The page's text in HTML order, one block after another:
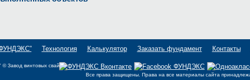
Технология Калькулятор Заказать фундамент Контакты
Завод винтовых свай.
Все права защищены. Права на все материалы сайта